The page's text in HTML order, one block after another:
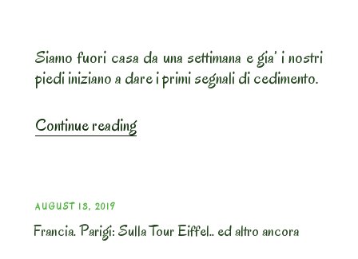
Siamo fuori casa da una settimana e gia’ i nostri
piedi iniziano a dare i primi segnali di cedimento.
Continue reading“Francia.
POSTED
ON
AUGUST 13, 2019
Francia. Parigi: Sulla Tour Eiffel.. ed altro ancora